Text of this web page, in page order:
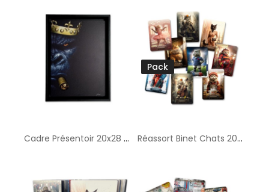
Cadre Présentoir 20x28 cm
Pack
Réassort Binet Chats 20x28cm